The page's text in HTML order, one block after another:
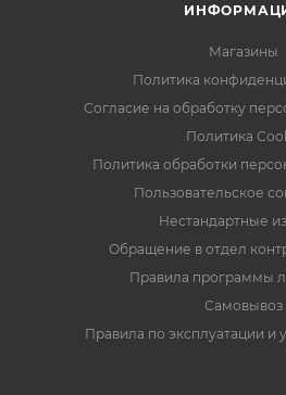
Магазины
Политика
Согласие на обработку
Политика
Политика обработки
Пользовательское
Нестандартные
Обращение в отдел
Правила программы
Самовывоз
Правила по эксплуатации и